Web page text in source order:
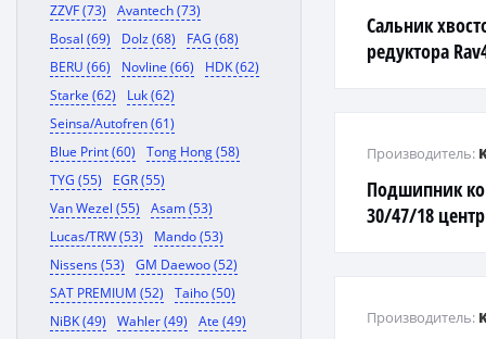
ZZVF (73)
Avantech (73)
Bosal (69)
Dolz (68)
FAG (68)
BERU (66)
Novline (66)
HDK (62)
Starke (62)
Luk (62)
Seinsa/Autofren (61)
Blue Print (60)
Tong Hong (58)
TYG (55)
EGR (55)
Van Wezel (55)
Asam (53)
Lucas/TRW (53)
Mando (53)
Nissens (53)
GM Daewoo (52)
SAT PREMIUM (52)
Taiho (50)
NiBK (49)
Wahler (49)
Ate (49)
Сальник
редуктора
Подшипник
30/47/18
Производитель:
Производитель: